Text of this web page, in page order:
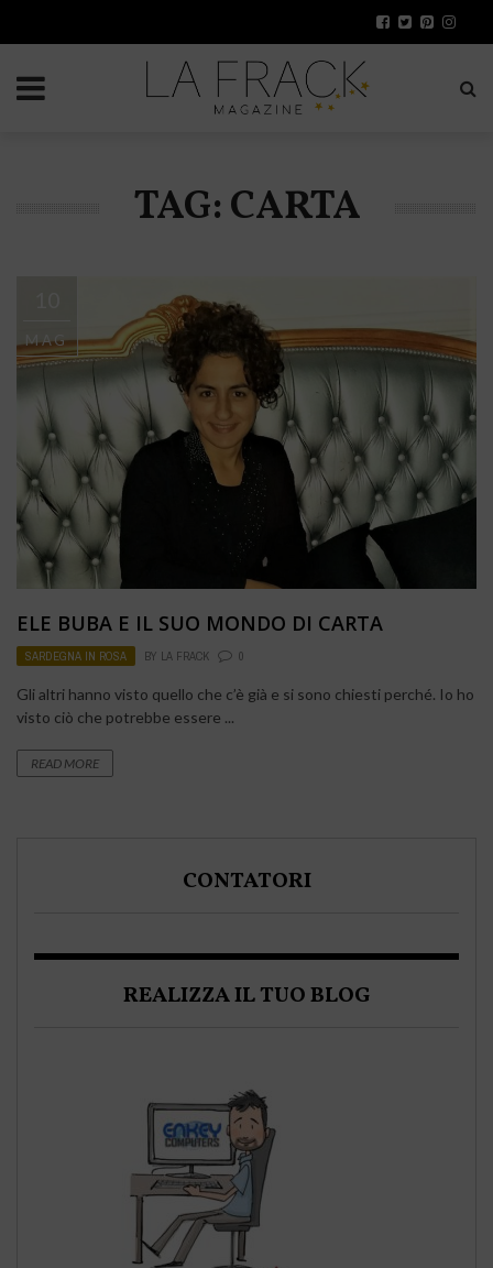
TAG: CARTA
MAG
ELE BUBA E IL SUO MONDO DI CARTA
SARDEGNA IN ROSA BY LA FRACK 0
Gli altri hanno visto quello che c’è già e si sono chiesti perché. Io ho
visto ciò che potrebbe essere ...
READ MORE
CONTATORI
REALIZZA IL TUO BLOG